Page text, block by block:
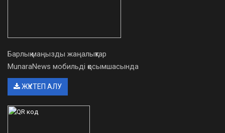
Барлық маңызды жаңалықтар
MunaraNews мобильді қосымшасында
ЖҮКТЕП АЛУ